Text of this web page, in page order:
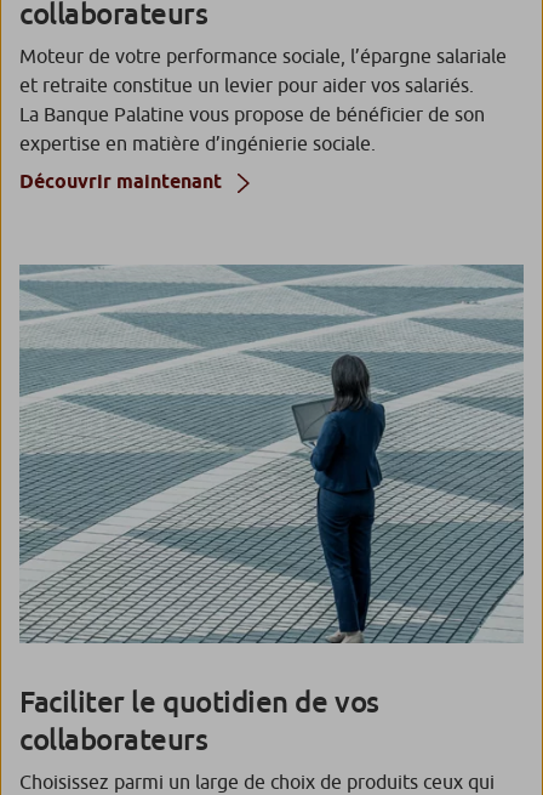
collaborateurs
Moteur de votre performance sociale, l’épargne salariale
et retraite constitue un levier pour aider vos salariés.
La Banque Palatine vous propose de bénéficier de son
expertise en matière d’ingénierie sociale.
Découvrir maintenant
Faciliter le quotidien de vos
collaborateurs
Choisissez parmi un large de choix de produits ceux qui